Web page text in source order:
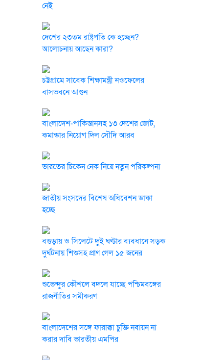
নেই
দেশের ২৩তম রাষ্ট্রপতি কে হচ্ছেন?
আলোচনায় আছেন কারা?
চট্টগ্রামে সাবেক শিক্ষামন্ত্রী নওফেলের
বাসভবনে আগুন
বাংলাদেশ-পাকিস্তানসহ ১৩ দেশের জোট,
কমান্ডার নিয়োগ দিল সৌদি আরব
ভারতের চিকেন নেক নিয়ে নতুন পরিকল্পনা
জাতীয় সংসদের বিশেষ অধিবেশন ডাকা
হচ্ছে
বগুড়ায় ও সিলেটে দুই ঘণ্টার ব্যবধানে সড়ক
দুর্ঘটনায় শিশুসহ প্রাণ গেল ১৫ জনের
শুভেন্দুর কৌশলে বদলে যাচ্ছে পশ্চিমবঙ্গের
রাজনীতির সমীকরণ
বাংলাদেশের সঙ্গে ফারাক্কা চুক্তি নবায়ন না
করার দাবি ভারতীয় এমপির